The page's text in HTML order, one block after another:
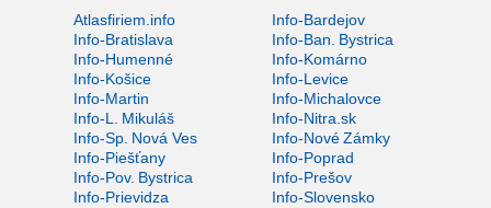
Atlasfiriem.info
Info-Bardejov
Info-Bratislava
Info-Ban. Bystrica
Info-Humenné
Info-Komárno
Info-Košice
Info-Levice
Info-Martin
Info-Michalovce
Info-L. Mikuláš
Info-Nitra.sk
Info-Sp. Nová Ves
Info-Nové Zámky
Info-Piešťany
Info-Poprad
Info-Pov. Bystrica
Info-Prešov
Info-Prievidza
Info-Slovensko